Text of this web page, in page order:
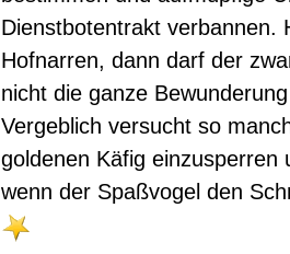
Dienstbotentrakt verbannen.
Hofnarren, dann darf der
nicht die ganze
Vergeblich versucht so
goldenen Käfig einzusperren
wenn der Spaßvogel den